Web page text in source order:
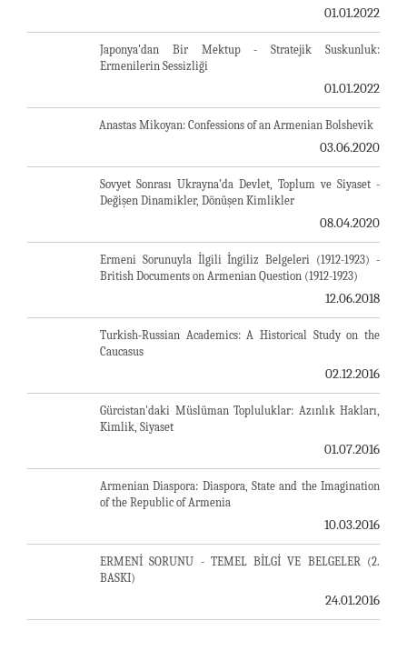
01.01.2022
Japonya'dan Bir Mektup - Stratejik Suskunluk:
Ermenilerin Sessizliği
01.01.2022
Anastas Mikoyan: Confessions of an Armenian Bolshevik
03.06.2020
Sovyet Sonrası Ukrayna’da Devlet, Toplum ve Siyaset -
Değişen Dinamikler, Dönüşen Kimlikler
08.04.2020
Ermeni Sorunuyla İlgili İngiliz Belgeleri (1912-1923) -
British Documents on Armenian Question (1912-1923)
12.06.2018
Turkish-Russian Academics: A Historical Study on the
Caucasus
02.12.2016
Gürcistan'daki Müslüman Topluluklar: Azınlık Hakları,
Kimlik, Siyaset
01.07.2016
Armenian Diaspora: Diaspora, State and the Imagination
of the Republic of Armenia
10.03.2016
ERMENİ SORUNU - TEMEL BİLGİ VE BELGELER (2.
BASKI)
24.01.2016